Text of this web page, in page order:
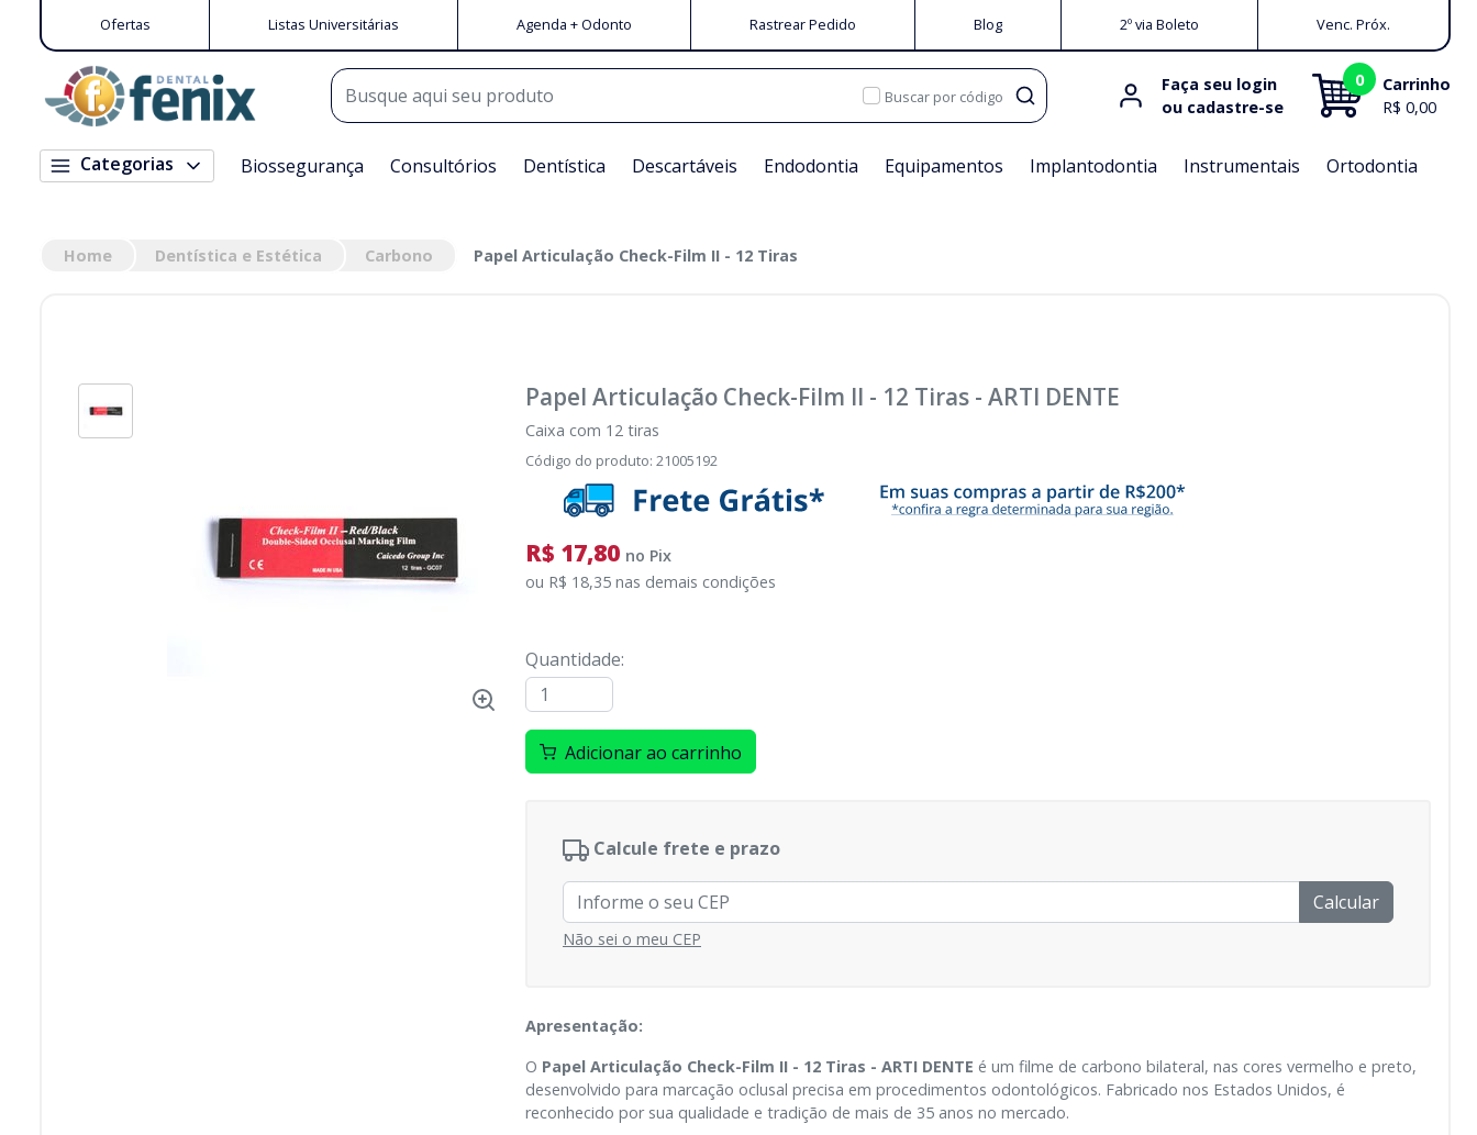
Ofertas Listas Universitárias Agenda + Odonto Rastrear Pedido Blog 2º via Boleto Venc. Próx.
Buscar por código
Faça seu login
ou cadastre-se
0
Carrinho
R$ 0,00
Categorias Biossegurança Consultórios Dentística Descartáveis Endodontia Equipamentos Implantodontia Instrumentais Ortodontia
Home Dentística e Estética Carbono Papel Articulação Check-Film II - 12 Tiras
Papel Articulação Check-Film II - 12 Tiras - ARTI DENTE
Caixa com 12 tiras
Código do produto: 21005192
R$ 17,80 no Pix
ou R$ 18,35 nas demais condições
Quantidade:
Adicionar ao carrinho
Calcule frete e prazo
Calcular
Não sei o meu CEP
Apresentação:
O Papel Articulação Check-Film II - 12 Tiras - ARTI DENTE é um filme de carbono bilateral, nas cores vermelho e preto,
desenvolvido para marcação oclusal precisa em procedimentos odontológicos. Fabricado nos Estados Unidos, é
reconhecido por sua qualidade e tradição de mais de 35 anos no mercado.